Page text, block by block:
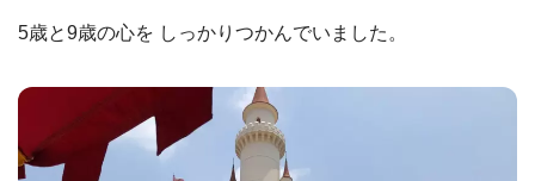
5歳と9歳の心を しっかりつかんでいました。